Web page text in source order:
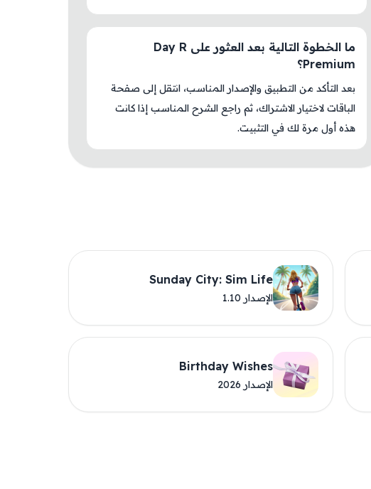
ما الخطوة التالية بعد العثور على Day R
Premium؟
بعد التأكد من التطبيق والإصدار المناسب، انتقل إلى صفحة
الباقات لاختيار الاشتراك، ثم راجع الشرح المناسب إذا كانت
هذه أول مرة لك في التثبيت.
Sunday City: Sim Life
الإصدار 1.10
Birthday Wishes
الإصدار 2026